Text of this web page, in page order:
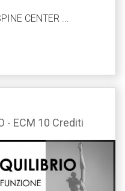
CENTER ...
- ECM 10 Crediti